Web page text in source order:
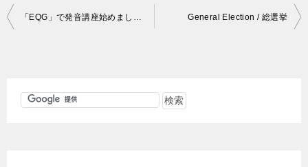
投
General Election / 総選挙